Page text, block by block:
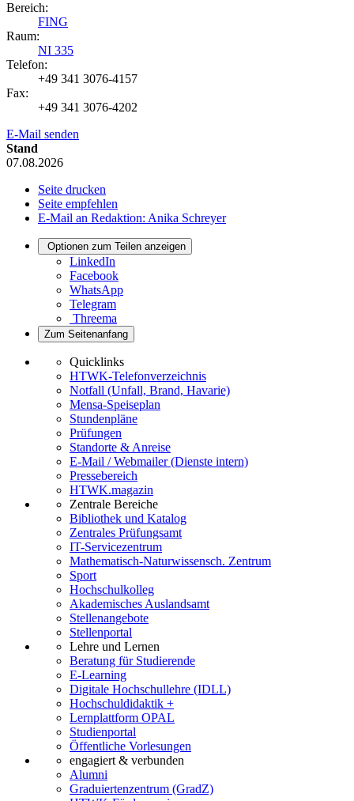
Bereich:
FING
Raum:
NI 335
Telefon:
+49 341 3076-4157
Fax:
+49 341 3076-4202
E-Mail senden
Stand
07.08.2026
Seite drucken
Seite empfehlen
E-Mail an Redaktion: Anika Schreyer
Optionen zum Teilen anzeigen
LinkedIn
Facebook
WhatsApp
Telegram
Threema
Zum Seitenanfang
Quicklinks
HTWK-Telefonverzeichnis
Notfall (Unfall, Brand, Havarie)
Mensa-Speiseplan
Stundenpläne
Prüfungen
Standorte & Anreise
E-Mail / Webmailer (Dienste intern)
Pressebereich
HTWK.magazin
Zentrale Bereiche
Bibliothek und Katalog
Zentrales Prüfungsamt
IT-Servicezentrum
Mathematisch-Naturwissensch. Zentrum
Sport
Hochschulkolleg
Akademisches Auslandsamt
Stellenangebote
Stellenportal
Lehre und Lernen
Beratung für Studierende
E-Learning
Digitale Hochschullehre (IDLL)
Hochschuldidaktik +
Lernplattform OPAL
Studienportal
Öffentliche Vorlesungen
engagiert & verbunden
Alumni
Graduiertenzentrum (GradZ)